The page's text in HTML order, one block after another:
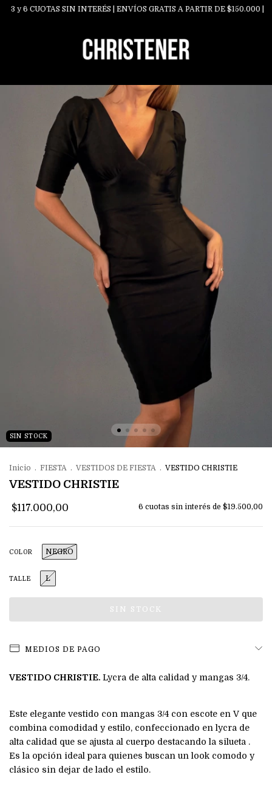
y 6 CUOTAS SIN INTERÉS | ENVÍOS GRATIS A PARTIR DE $150.000 |
SIN STOCK
Inicio . FIESTA . VESTIDOS DE FIESTA . VESTIDO CHRISTIE
VESTIDO CHRISTIE
$117.000,00 6 cuotas sin interés de $19.500,00
COLOR NEGRO
TALLE L
MEDIOS DE PAGO
VESTIDO CHRISTIE. Lycra de alta calidad y mangas 3/4.
Este elegante vestido con mangas 3/4 con escote en V que
combina comodidad y estilo, confeccionado en lycra de
alta calidad que se ajusta al cuerpo destacando la silueta .
Es la opción ideal para quienes buscan un look comodo y
clásico sin dejar de lado el estilo.